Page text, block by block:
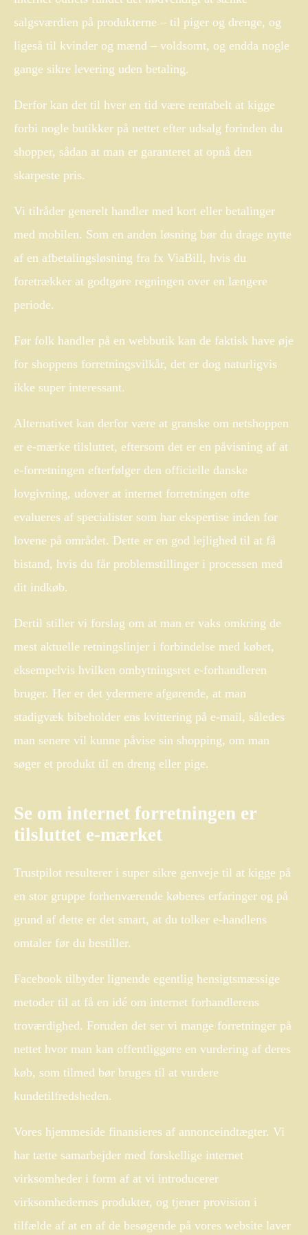
salgsværdien på produkterne – til piger og drenge, og
ligeså til kvinder og mænd – voldsomt, og endda nogle
gange sikre levering uden betaling.
Derfor kan det til hver en tid være rentabelt at kigge
forbi nogle butikker på nettet efter udsalg forinden du
shopper, sådan at man er garanteret at opnå den
skarpeste pris.
Vi tilråder generelt handler med kort eller betalinger
med mobilen. Som en anden løsning bør du drage nytte
af en afbetalingsløsning fra fx ViaBill, hvis du
foretrækker at godtgøre regningen over en længere
periode.
Før folk handler på en webbutik kan de faktisk have øje
for shoppens forretningsvilkår, det er dog naturligvis
ikke super interessant.
Alternativet kan derfor være at granske om netshoppen
er e-mærke tilsluttet, eftersom det er en påvisning af at
e-forretningen efterfølger den officielle danske
lovgivning, udover at internet forretningen ofte
evalueres af specialister som har ekspertise inden for
lovene på området. Dette er en god lejlighed til at få
bistand, hvis du får problemstillinger i processen med
dit indkøb.
Dertil stiller vi forslag om at man er vaks omkring de
mest aktuelle retningslinjer i forbindelse med købet,
eksempelvis hvilken ombytningsret e-forhandleren
bruger. Her er det ydermere afgørende, at man
stadigvæk bibeholder ens kvittering på e-mail, således
man senere vil kunne påvise sin shopping, om man
søger et produkt til en dreng eller pige.
Se om internet forretningen er
tilsluttet e-mærket
Trustpilot resulterer i super sikre genveje til at kigge på
en stor gruppe forhenværende køberes erfaringer og på
grund af dette er det smart, at du tolker e-handlens
omtaler før du bestiller.
Facebook tilbyder lignende egentlig hensigtsmæssige
metoder til at få en idé om internet forhandlerens
troværdighed. Foruden det ser vi mange forretninger på
nettet hvor man kan offentliggøre en vurdering af deres
køb, som tilmed bør bruges til at vurdere
kundetilfredsheden.
Vores hjemmeside finansieres af annonceindtægter. Vi
har tætte samarbejder med forskellige internet
virksomheder i form af at vi introducerer
virksomhedernes produkter, og tjener provision i
tilfælde af at en af de besøgende på vores website laver